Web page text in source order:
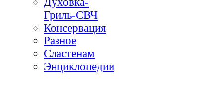
Гриль-СВЧ
Консервация
Разное
Сластенам
Энциклопедии